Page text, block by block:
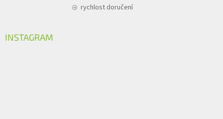
rychlost doručení
INSTAGRAM